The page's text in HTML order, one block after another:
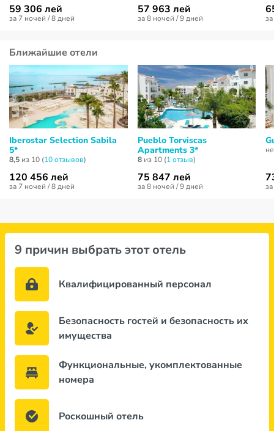
59 306 лей
за 7 ночей / 8 дней
57 963 лей
за 8 ночей / 9 дней
Ближайшие отели
Iberostar Selection Sаbila
5*
8,5 из 10 (10 отзывов)
120 456 лей
за 7 ночей / 8 дней
Pueblo Torviscas
Apartments 3*
8из 10 (1 отзыв)
75 847 лей
за 8 ночей / 9 дней
9 причин выбрать этот отель
Квалифицированный персонал
Безопасность гостей и безопасность их
имущества
Функциональные, укомплектованные
номера
Роскошный отель